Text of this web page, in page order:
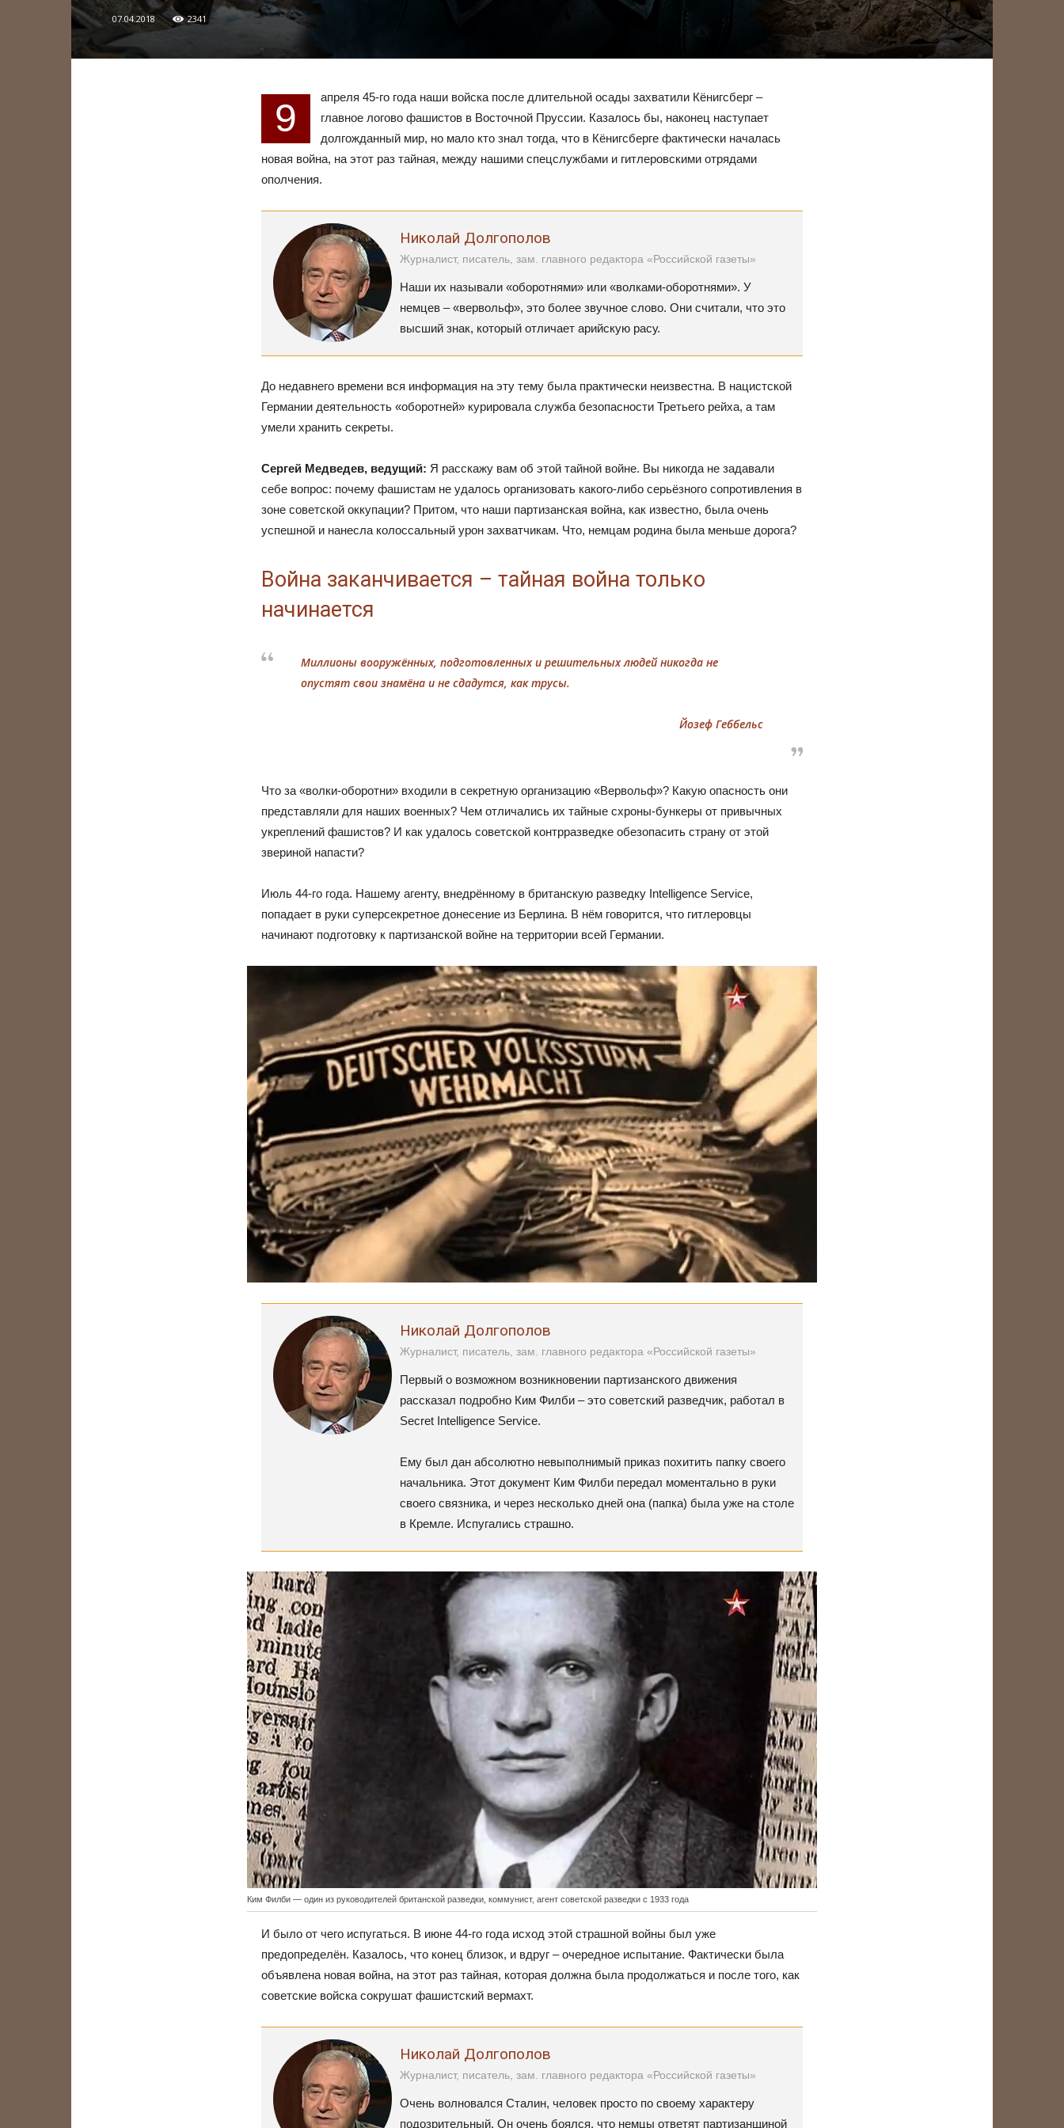
07.04.2018 2341
9
апреля 45-го года наши войска после длительной осады захватили Кёнигсберг –
главное логово фашистов в Восточной Пруссии. Казалось бы, наконец наступает
долгожданный мир, но мало кто знал тогда, что в Кёнигсберге фактически началась
новая война, на этот раз тайная, между нашими спецслужбами и гитлеровскими отрядами
ополчения.
Николай Долгополов
Журналист, писатель, зам. главного редактора «Российской газеты»
Наши их называли «оборотнями» или «волками-оборотнями». У
немцев – «вервольф», это более звучное слово. Они считали, что это
высший знак, который отличает арийскую расу.
До недавнего времени вся информация на эту тему была практически неизвестна. В нацистской
Германии деятельность «оборотней» курировала служба безопасности Третьего рейха, а там
умели хранить секреты.
Сергей Медведев, ведущий: Я расскажу вам об этой тайной войне. Вы никогда не задавали
себе вопрос: почему фашистам не удалось организовать какого-либо серьёзного сопротивления в
зоне советской оккупации? Притом, что наши партизанская война, как известно, была очень
успешной и нанесла колоссальный урон захватчикам. Что, немцам родина была меньше дорога?
Война заканчивается – тайная война только
начинается
Миллионы вооружённых, подготовленных и решительных людей никогда не
опустят свои знамёна и не сдадутся, как трусы.
Йозеф Геббельс
Что за «волки-оборотни» входили в секретную организацию «Вервольф»? Какую опасность они
представляли для наших военных? Чем отличались их тайные схроны-бункеры от привычных
укреплений фашистов? И как удалось советской контрразведке обезопасить страну от этой
звериной напасти?
Июль 44-го года. Нашему агенту, внедрённому в британскую разведку Intelligence Service,
попадает в руки суперсекретное донесение из Берлина. В нём говорится, что гитлеровцы
начинают подготовку к партизанской войне на территории всей Германии.
Николай Долгополов
Журналист, писатель, зам. главного редактора «Российской газеты»
Первый о возможном возникновении партизанского движения
рассказал подробно Ким Филби – это советский разведчик, работал в
Secret Intelligence Service.
Ему был дан абсолютно невыполнимый приказ похитить папку своего
начальника. Этот документ Ким Филби передал моментально в руки
своего связника, и через несколько дней она (папка) была уже на столе
в Кремле. Испугались страшно.
Ким Филби — один из руководителей британской разведки, коммунист, агент советской разведки с 1933 года
И было от чего испугаться. В июне 44-го года исход этой страшной войны был уже
предопределён. Казалось, что конец близок, и вдруг – очередное испытание. Фактически была
объявлена новая война, на этот раз тайная, которая должна была продолжаться и после того, как
советские войска сокрушат фашистский вермахт.
Николай Долгополов
Журналист, писатель, зам. главного редактора «Российской газеты»
Очень волновался Сталин, человек просто по своему характеру
подозрительный. Он очень боялся, что немцы ответят партизанщиной